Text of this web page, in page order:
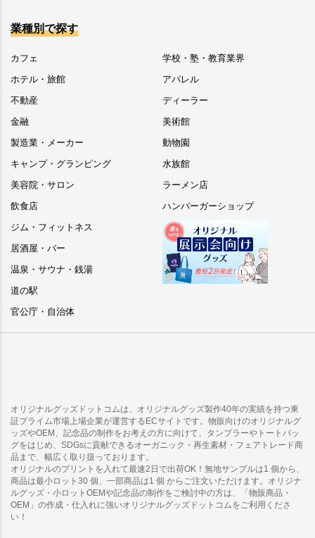
業種別で探す
カフェ
ホテル・旅館
不動産
金融
製造業・メーカー
キャンプ・グランピング
美容院・サロン
飲食店
ジム・フィットネス
居酒屋・バー
温泉・サウナ・銭湯
道の駅
官公庁・自治体
学校・塾・教育業界
アパレル
ディーラー
美術館
動物園
水族館
ラーメン店
ハンバーガーショップ
オリジナルグッズドットコムは、オリジナルグッズ製作40年の実績を持つ東
証プライム市場上場企業が運営するECサイトです。物販向けのオリジナルグ
ッズやOEM、記念品の制作をお考えの方に向けて、タンブラーやトートバッ
グをはじめ、SDGsに貢献できるオーガニック・再生素材・フェアトレード商
品まで、幅広く取り扱っております。
オリジナルのプリントを入れて最速2日で出荷OK！無地サンプルは1 個から、
商品は最小ロット30 個、一部商品は1 個 からご注文いただけます。オリジナ
ルグッズ・小ロットOEMや記念品の制作をご検討中の方は、「物販商品・
OEM」の作成・仕入れに強いオリジナルグッズドットコムをご利用くださ
い！